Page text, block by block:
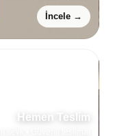
İncele →
Hemen Teslim